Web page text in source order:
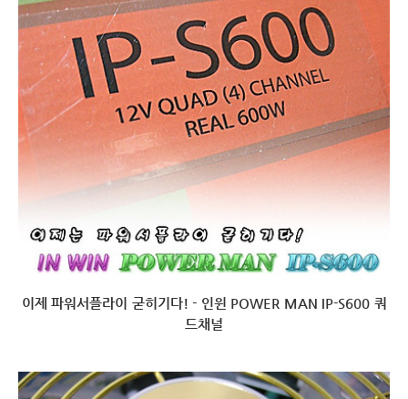
이제 파워서플라이 굳히기다! - 인윈 POWER MAN IP-S600 쿼
드채널